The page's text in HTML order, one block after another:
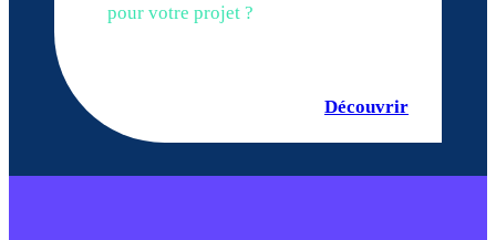
pour votre projet ?
Découvrir